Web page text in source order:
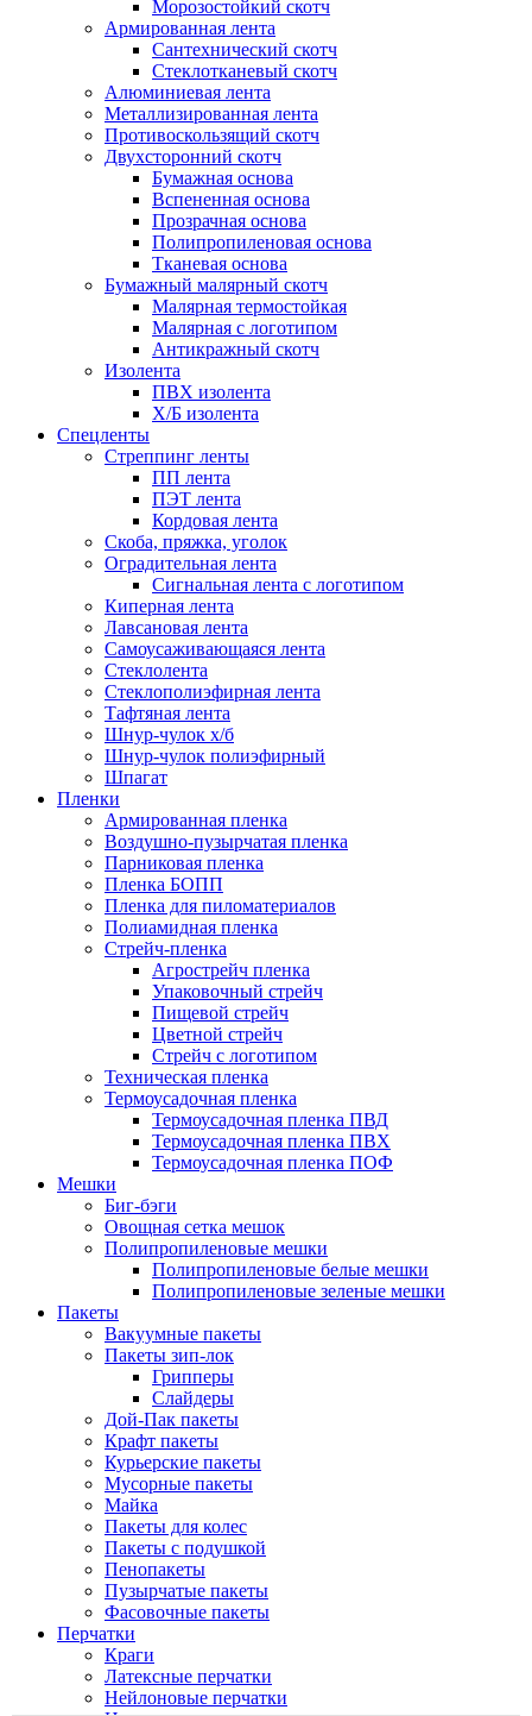
Морозостойкий скотч
Армированная лента
Сантехнический скотч
Стеклотканевый скотч
Алюминиевая лента
Металлизированная лента
Противоскользящий скотч
Двухсторонний скотч
Бумажная основа
Вспененная основа
Прозрачная основа
Полипропиленовая основа
Тканевая основа
Бумажный малярный скотч
Малярная термостойкая
Малярная с логотипом
Антикражный скотч
Изолента
ПВХ изолента
Х/Б изолента
Спецленты
Стреппинг ленты
ПП лента
ПЭТ лента
Кордовая лента
Скоба, пряжка, уголок
Оградительная лента
Сигнальная лента с логотипом
Киперная лента
Лавсановая лента
Самоусаживающаяся лента
Стеклолента
Стеклополиэфирная лента
Тафтяная лента
Шнур-чулок х/б
Шнур-чулок полиэфирный
Шпагат
Пленки
Армированная пленка
Воздушно-пузырчатая пленка
Парниковая пленка
Пленка БОПП
Пленка для пиломатериалов
Полиамидная пленка
Стрейч-пленка
Агрострейч пленка
Упаковочный стрейч
Пищевой стрейч
Цветной стрейч
Стрейч с логотипом
Техническая пленка
Термоусадочная пленка
Термоусадочная пленка ПВД
Термоусадочная пленка ПВХ
Термоусадочная пленка ПОФ
Мешки
Биг-бэги
Овощная сетка мешок
Полипропиленовые мешки
Полипропиленовые белые мешки
Полипропиленовые зеленые мешки
Пакеты
Вакуумные пакеты
Пакеты зип-лок
Грипперы
Слайдеры
Дой-Пак пакеты
Крафт пакеты
Курьерские пакеты
Мусорные пакеты
Майка
Пакеты для колес
Пакеты с подушкой
Пенопакеты
Пузырчатые пакеты
Фасовочные пакеты
Перчатки
Краги
Латексные перчатки
Нейлоновые перчатки